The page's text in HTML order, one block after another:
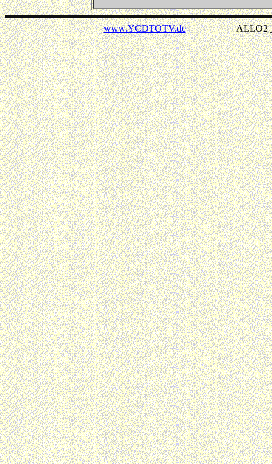
www.YCDTOTV.deALLO2 _